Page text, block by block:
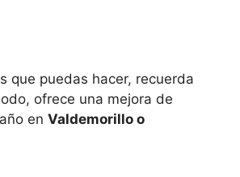
que puedas hacer, recuerda
ofrece una mejora de
en Valdemorillo o